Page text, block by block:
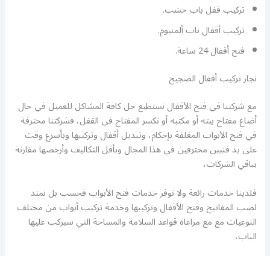
تركيب قفل باب خشب.
تركيب أقفال باب ألمنيوم.
فتح أقفال 24 ساعة.
نجار تركيب أقفال الضجيج
مع شركتنا في فتح الأقفال نستطيع حل كافة المشاكل للعميل في حال
أضاع مفتاح بيته أو مكتبه أو نكسر المفتاح في القفل، فشركتنا محترفة
في فتح الأبواب المغلقة بإحكام، وتبديل أقفال وتركيبها وبأسرع وقت
على يد فنيين محترفين في هذا المجال وبأقل التكاليف وأرخصها مقارنة
بباقي الشركات،
فلدينا خدمات رائعة ولا نوفر خدمات فتح الأبواب فحسب بل نمتد
لصب المفاتيح وفتح الأقفال وتركيبها وخدمة تركيب أبواب من مختلف
النوعيات مع مع مراعاة قواعد السلامة والمساحة التي سيركب عليها
الباب،